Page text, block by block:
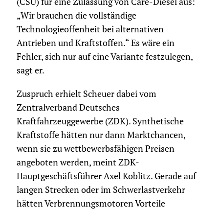
„Wir brauchen die vollständige
Technologieoffenheit bei alternativen
Antrieben und Kraftstoffen.“ Es wäre ein
Fehler, sich nur auf eine Variante festzulegen,
sagt er.
Zuspruch erhielt Scheuer dabei vom
Zentralverband Deutsches
Kraftfahrzeuggewerbe (ZDK). Synthetische
Kraftstoffe hätten nur dann Marktchancen,
wenn sie zu wettbewerbsfähigen Preisen
angeboten werden, meint ZDK-
Hauptgeschäftsführer Axel Koblitz. Gerade auf
langen Strecken oder im Schwerlastverkehr
hätten Verbrennungsmotoren Vorteile